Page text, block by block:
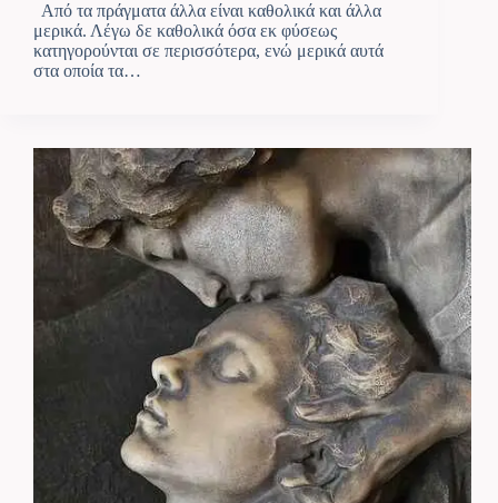
Από τα πράγματα άλλα είναι καθολικά και άλλα
μερικά. Λέγω δε καθολικά όσα εκ φύσεως
κατηγορούνται σε περισσότερα, ενώ μερικά αυτά
στα οποία τα…